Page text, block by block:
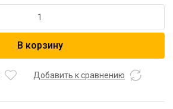
В корзину
Добавить к сравнению